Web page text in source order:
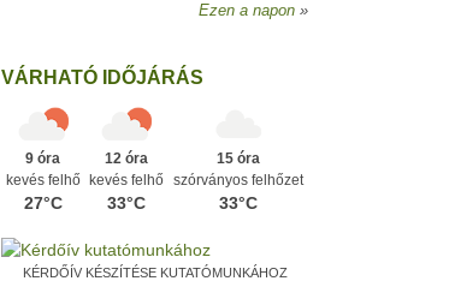
Ezen a napon
VÁRHATÓ IDŐJÁRÁS
9 óra
kevés felhő
27°C
12 óra
kevés felhő
33°C
15 óra
szórványos felhőzet
33°C
KÉRDŐÍV KÉSZÍTÉSE KUTATÓMUNKÁHOZ